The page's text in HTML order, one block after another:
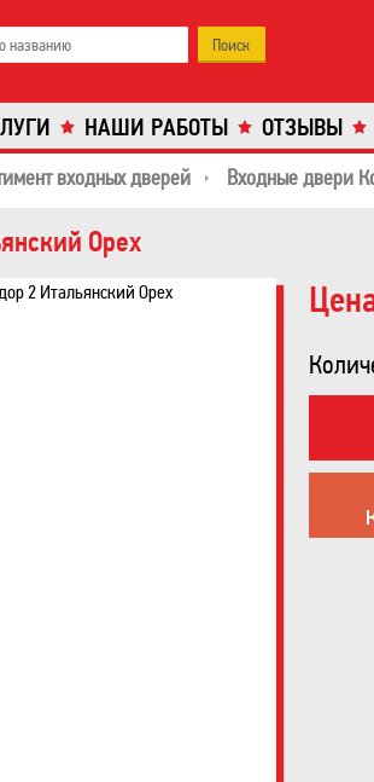
НАШИ РАБОТЫ ОТЗЫВЫ
входных дверей Входные двери
Орех